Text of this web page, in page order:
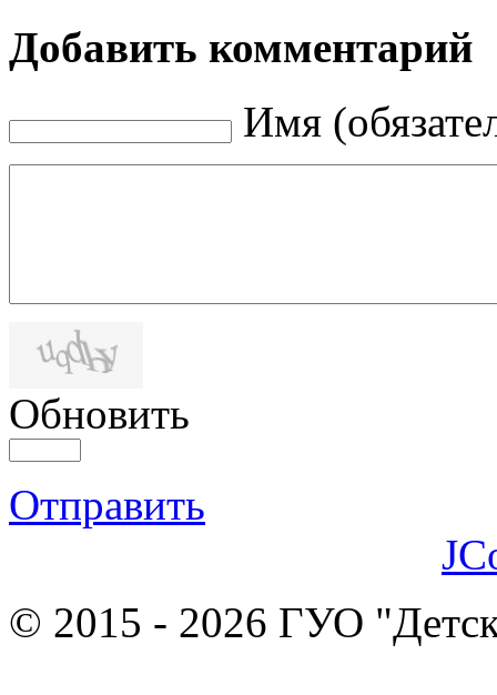
Добавить комментарий
Имя
Обновить
Отправить
© 2015 - 2026 ГУО